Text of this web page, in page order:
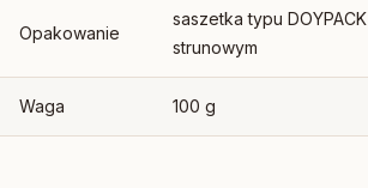
Opakowanie
saszetka typu
strunowym
Waga 100 g